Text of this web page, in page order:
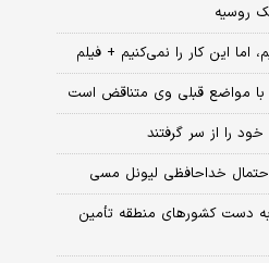
روسیه
این کار را نمی‌کنیم + فیلم
با مواضع قبلی وی متناقض است
را از سر گرفتند
احتمال خداحافظی لیونل مسی
دست کشورهای منطقه تأمین